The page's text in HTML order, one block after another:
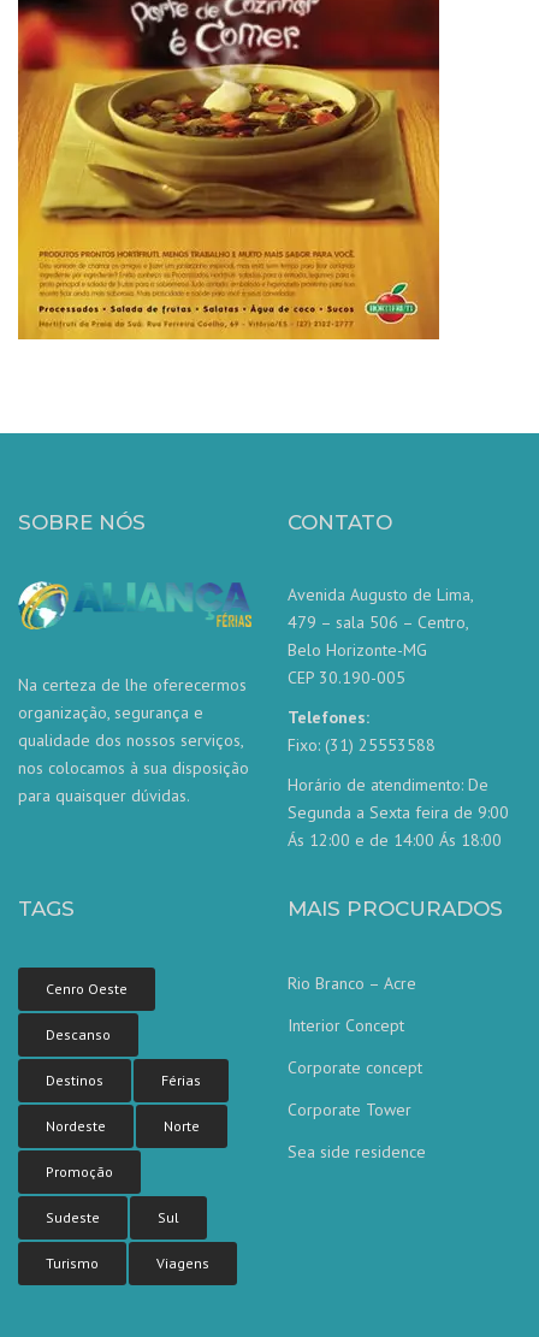
SOBRE NÓS
Na certeza de lhe oferecermos
organização, segurança e
qualidade dos nossos serviços,
nos colocamos à sua disposição
para quaisquer dúvidas.
CONTATO
Avenida Augusto de Lima,
479 – sala 506 – Centro,
Belo Horizonte-MG
CEP 30.190-005
Telefones:
Fixo: (31) 25553588
Horário de atendimento: De
Segunda a Sexta feira de 9:00
Ás 12:00 e de 14:00 Ás 18:00
TAGS
Cenro Oeste
Descanso
Destinos Férias
Nordeste Norte
Promoção
Sudeste Sul
Turismo Viagens
MAIS PROCURADOS
Rio Branco – Acre
Interior Concept
Corporate concept
Corporate Tower
Sea side residence
Nossa equipe de atendimento ao